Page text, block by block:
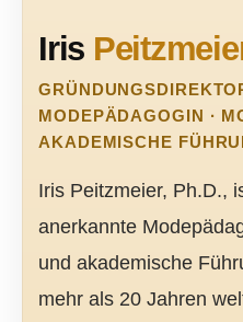
Iris
MODEPÄDAGOGIN ·
AKADEMISCHE
Iris Peitzmeier, Ph.D.,
anerkannte
und akademische
mehr als 20 Jahren